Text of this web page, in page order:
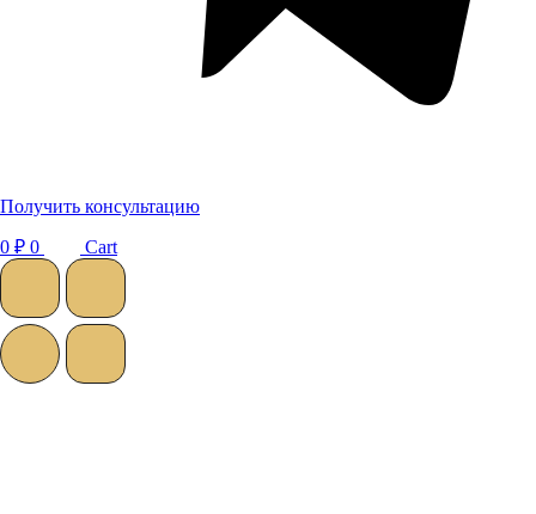
Получить консультацию
0 ₽ 0 Cart